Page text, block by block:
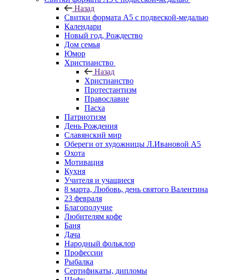
Назад
Свитки формата А5 с подвеской-медалью
Календари
Новый год, Рождество
Дом семья
Юмор
Христианство
Назад
Христианство
Протестантизм
Православие
Пасха
Патриотизм
День Рождения
Славянский мир
Обереги от художницы Л.Ивановой А5
Охота
Мотивация
Кухня
Учителя и учащиеся
8 марта, Любовь, день святого Валентина
23 февраля
Благополучие
Любителям кофе
Баня
Дача
Народный фольклор
Профессии
Рыбалка
Сертификаты, дипломы